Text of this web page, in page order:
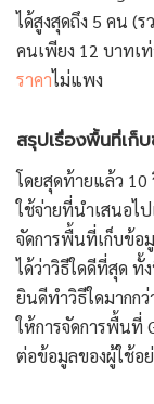
ได้สูงสุดถึง 5 คน (
คนเพียง 12 บาทเ
ราคาไม่แพง
สรุปเรื่องพื้นที่เก็
โดยสุดท้ายแล้ว 10
ใช้จ่ายที่นำเสนอไ
จัดการพื้นที่เก็บข้อ
ได้ว่าวิธีใดดีที่สุด ทั้
ยินดีทำวิธีใดมากกว่
ให้การจัดการพื้นที่
ต่อข้อมูลของผู้ใช้อ